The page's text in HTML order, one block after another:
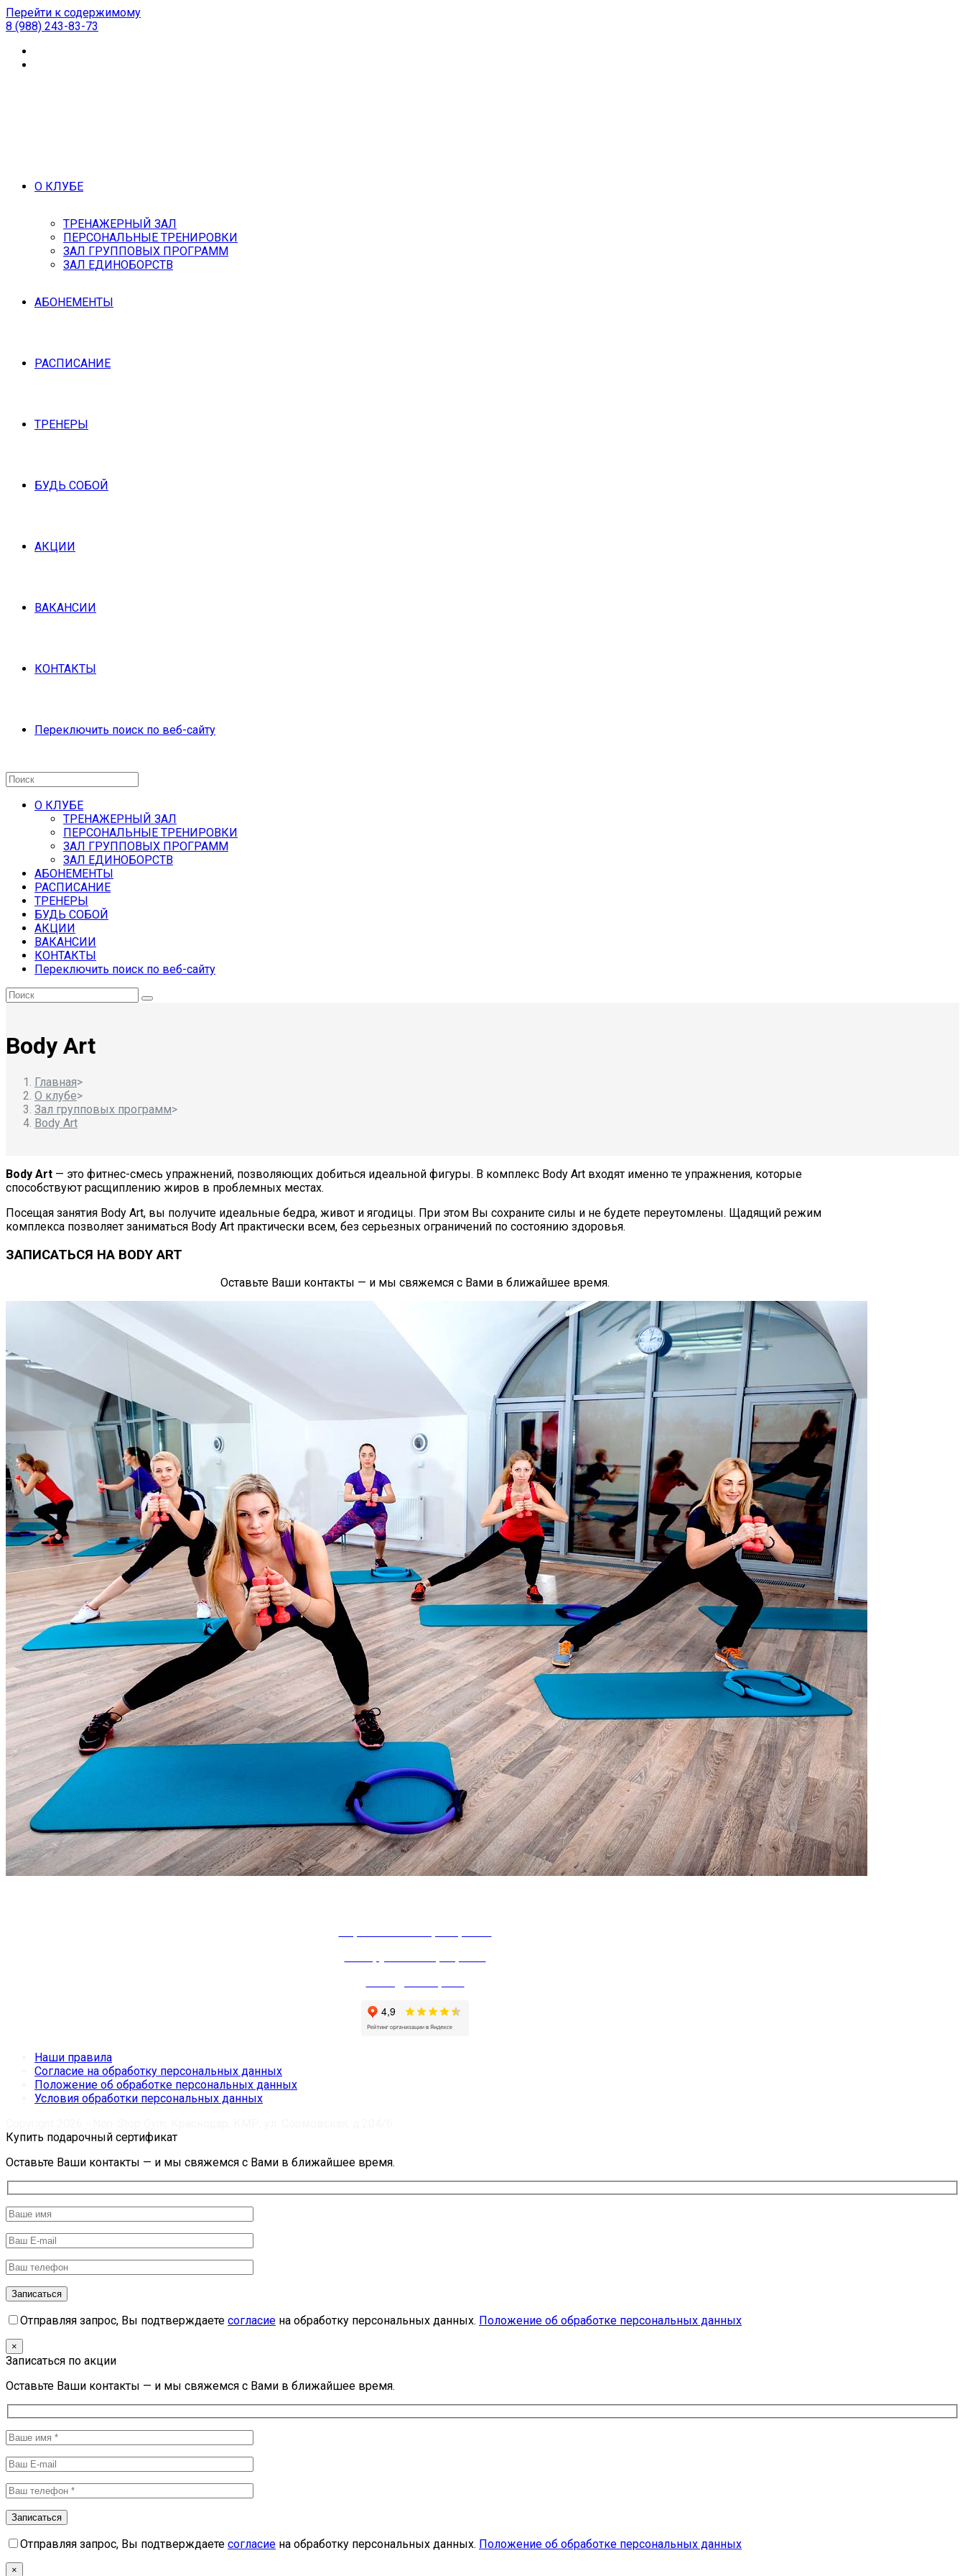
Перейти к содержимому
8 (988) 243-83-73
О КЛУБЕ
ТРЕНАЖЕРНЫЙ ЗАЛ
ПЕРСОНАЛЬНЫЕ ТРЕНИРОВКИ
ЗАЛ ГРУППОВЫХ ПРОГРАММ
ЗАЛ ЕДИНОБОРСТВ
АБОНЕМЕНТЫ
РАСПИСАНИЕ
ТРЕНЕРЫ
БУДЬ СОБОЙ
АКЦИИ
ВАКАНСИИ
КОНТАКТЫ
Переключить поиск по веб-сайту
О КЛУБЕ
ТРЕНАЖЕРНЫЙ ЗАЛ
ПЕРСОНАЛЬНЫЕ ТРЕНИРОВКИ
ЗАЛ ГРУППОВЫХ ПРОГРАММ
ЗАЛ ЕДИНОБОРСТВ
АБОНЕМЕНТЫ
РАСПИСАНИЕ
ТРЕНЕРЫ
БУДЬ СОБОЙ
АКЦИИ
ВАКАНСИИ
КОНТАКТЫ
Переключить поиск по веб-сайту
Body Art
Главная>
О клубе>
Зал групповых программ>
Body Art
Body Art — это фитнес-смесь упражнений, позволяющих добиться идеальной фигуры. В комплекс Body Art входят именно те упражнения, которые
способствуют расщиплению жиров в проблемных местах.
Посещая занятия Body Art, вы получите идеальные бедра, живот и ягодицы. При этом Вы сохраните силы и не будете переутомлены. Щадящий режим
комплекса позволяет заниматься Body Art практически всем, без серьезных ограничений по состоянию здоровья.
ЗАПИСАТЬСЯ НА BODY ART
Оставьте Ваши контакты — и мы свяжемся с Вами в ближайшее время.
Наши правила
Согласие на обработку персональных данных
Положение об обработке персональных данных
Условия обработки персональных данных
Купить подарочный сертификат
Оставьте Ваши контакты — и мы свяжемся с Вами в ближайшее время.
Отправляя запрос, Вы подтверждаете согласие на обработку персональных данных. Положение об обработке персональных данных
×
Записаться по акции
Оставьте Ваши контакты — и мы свяжемся с Вами в ближайшее время.
Отправляя запрос, Вы подтверждаете согласие на обработку персональных данных. Положение об обработке персональных данных
×